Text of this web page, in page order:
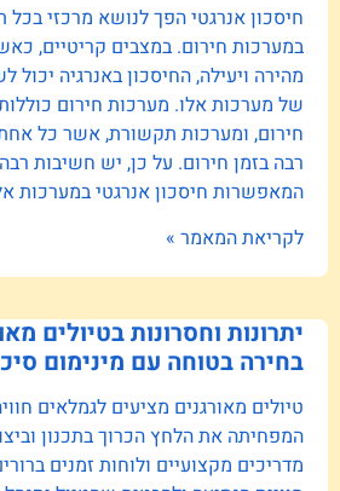
חיסכון אנרגטי הפך לנושא מרכזי בכל
במערכות חירום. במצבים קריטיים,
מהירה ויעילה, החיסכון באנרגיה יכול
של מערכות אלו. מערכות חירום
חירום, ומערכות תקשורת, אשר כל
רבה בזמן חירום. על כן, יש חשיבות
המאפשרות חיסכון אנרגטי במערכות
לקריאת המאמר »
יתרונות וחסרונות בטיולים
בחירה בטוחה עם מינימום
טיולים מאורגנים מציעים לגמלאים
המפחיתה את הלחץ הכרוך בתכנון
מדריכים מקצועיים ולוחות זמנים